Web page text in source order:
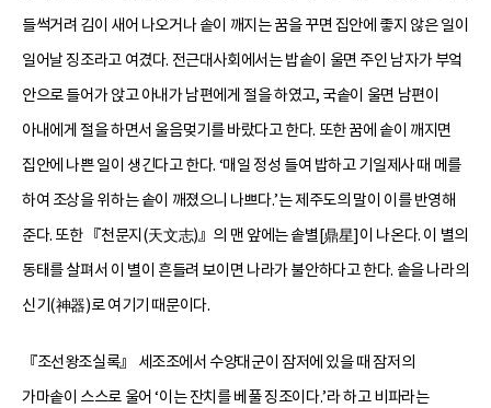
들썩거려 김이 새어 나오거나 솥이 깨지는 꿈을 꾸면 집안에 좋지 않은 일이
일어날 징조라고 여겼다. 전근대사회에서는 밥솥이 울면 주인 남자가 부엌
안으로 들어가 앉고 아내가 남편에게 절을 하였고, 국솥이 울면 남편이
아내에게 절을 하면서 울음멎기를 바랐다고 한다. 또한 꿈에 솥이 깨지면
집안에 나쁜 일이 생긴다고 한다. ‘매일 정성 들여 밥하고 기일제사 때 메를
하여 조상을 위하는 솥이 깨졌으니 나쁘다.’는 제주도의 말이 이를 반영해
준다. 또한 『천문지(天文志)』의 맨 앞에는 솥별[鼎星]이 나온다. 이 별의
동태를 살펴서 이 별이 흔들려 보이면 나라가 불안하다고 한다. 솥을 나라의
신기(神器)로 여기기 때문이다.
『조선왕조실록』 세조조에서 수양대군이 잠저에 있을 때 잠저의
가마솥이 스스로 울어 ‘이는 잔치를 베풀 징조이다.’라 하고 비파라는